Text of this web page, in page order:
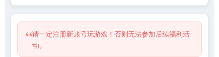
“请一定注册新账号玩游戏！否则无法参加后续福利活
动。